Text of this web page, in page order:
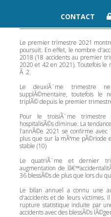
CONTACT
Bilans
Le premier trimestre 2021
poursuit. En effet, le nombre
2018 (18 accidents au premier
2020 et 42 en 2021). Toutefois le
Ã 2.
Le deuxiÃ¨me trimestre
supplÃ©mentaire, toutefois le
triplÃ© depuis le premier
Pour le troisiÃ¨me
hospitalisÃ©s diminue. La
l'annÃ©e 2021 se confirme
plus que sur la mÃªme
stable (10)
Le quatriÃ¨me et dernier
augmentation de
36 blessÃ©s de plus que lors du
Le bilan annuel a connu une
d'accidents et de leurs victimes.
rupture statistique induite par
accidents avec des blessÃ©s